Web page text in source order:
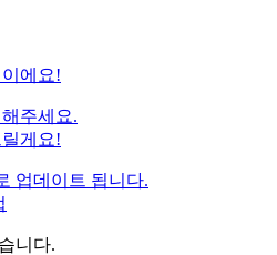
에요!
주세요.
게요!
업데이트 됩니다.
니다.